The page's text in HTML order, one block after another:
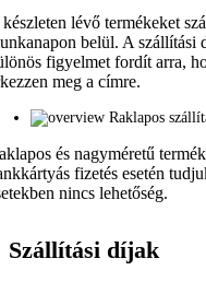
lévő termékeket
belül. A szállítási
figyelmet fordít arra,
meg a címre.
Raklapos
és nagyméretű
fizetés esetén
nincs lehetőség.
Szállítási díjak